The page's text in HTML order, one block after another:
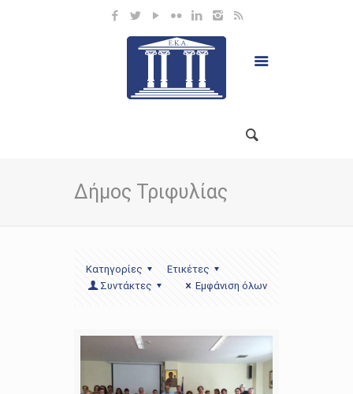
Δήμος Τριφυλίας
Κατηγορίες
Ετικέτες
Συντάκτες
Εμφάνιση όλων